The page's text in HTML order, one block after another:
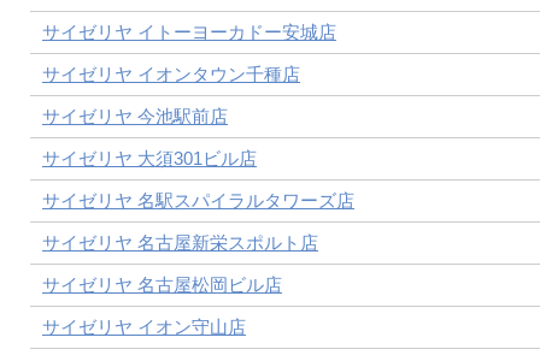
サイゼリヤ イトーヨーカドー安城店
サイゼリヤ イオンタウン千種店
サイゼリヤ 今池駅前店
サイゼリヤ 大須301ビル店
サイゼリヤ 名駅スパイラルタワーズ店
サイゼリヤ 名古屋新栄スポルト店
サイゼリヤ 名古屋松岡ビル店
サイゼリヤ イオン守山店